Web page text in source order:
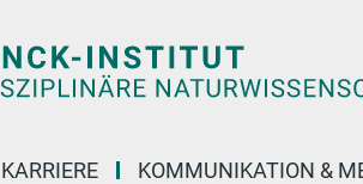
KARRIERE KOMMUNIKATION &